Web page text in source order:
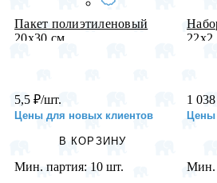
Пакет полиэтиленовый
20х30 см ...
5,5 ₽/шт.
Цены для новых клиентов
В КОРЗИНУ
Мин. партия: 10 шт.
22х2...
1 038
Цены
Мин.